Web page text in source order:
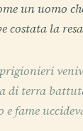
un uomo
costata la
di terra
e fame